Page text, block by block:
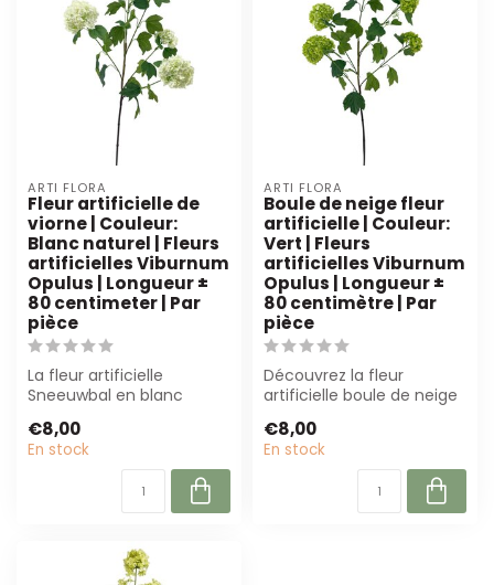
ARTI FLORA
Fleur artificielle de
viorne | Couleur:
Blanc naturel | Fleurs
artificielles Viburnum
Opulus | Longueur ±
80 centimeter | Par
pièce
La fleur artificielle
Sneeuwbal en blanc
un aspect réali...
€8,00
En stock
ARTI FLORA
Boule de neige fleur
artificielle | Couleur:
Vert | Fleurs
artificielles Viburnum
Opulus | Longueur ±
80 centimètre | Par
pièce
Découvrez la fleur
artificielle boule de neige
longu...
€8,00
En stock